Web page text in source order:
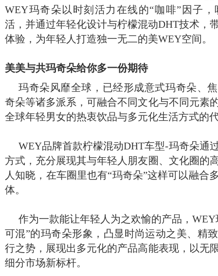
WEY玛奇朵以时刻活力在线的“咖啡”因子
活，并通过年轻化设计与柠檬混动DHT技术，
体验，为年轻人打造独一无二的美WEY空间。
美美与共玛奇朵给你多一份期待
玛奇朵风靡全球，已经形成意式玛奇朵、
奇朵等诸多派系，可融合不同文化与不同元素
全球年轻男女的热衷饮品与多元化生活方式的
WEY品牌首款柠檬混动DHT车型-玛奇朵通
方式，充分展现其与年轻人朋友圈、文化圈的
人知晓，在车圈里也有“玛奇朵”这样可以融合
体。
作为一款能让年轻人为之欢愉的产品，
可混”的玛奇朵形象，凸显时尚运动之美、精
行之势，展现出多元化的产品高能表现，以无
细分市场新标杆。